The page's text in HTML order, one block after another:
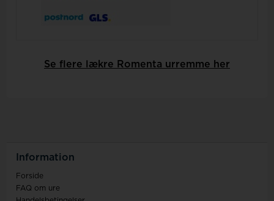
Se flere lækre Romenta urremme her
Information
Forside
FAQ om ure